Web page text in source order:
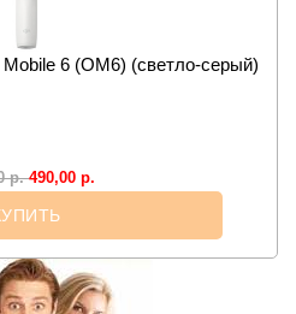
6 (OM6) (светло-серый)
р. 490,00 р.